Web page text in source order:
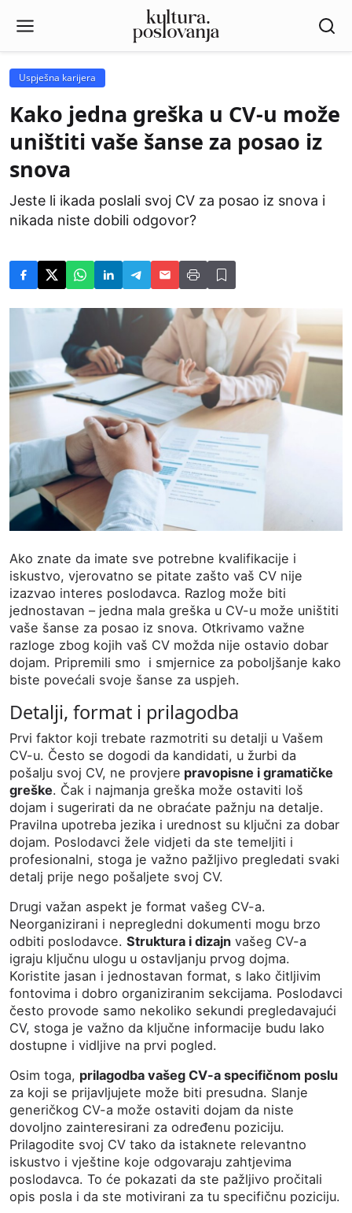
Uspješna karijera
Kako jedna greška u CV-u može
uništiti vaše šanse za posao iz
snova
Jeste li ikada poslali svoj CV za posao iz snova i
nikada niste dobili odgovor?
Ako znate da imate sve potrebne kvalifikacije i
iskustvo, vjerovatno se pitate zašto vaš CV nije
izazvao interes poslodavca. Razlog može biti
jednostavan – jedna mala greška u CV-u može uništiti
vaše šanse za posao iz snova. Otkrivamo važne
razloge zbog kojih vaš CV možda nije ostavio dobar
dojam. Pripremili smo i smjernice za poboljšanje kako
biste povećali svoje šanse za uspjeh.
Detalji, format i prilagodba
Prvi faktor koji trebate razmotriti su detalji u Vašem
CV-u. Često se dogodi da kandidati, u žurbi da
pošalju svoj CV, ne provjere pravopisne i gramatičke
greške. Čak i najmanja greška može ostaviti loš
dojam i sugerirati da ne obraćate pažnju na detalje.
Pravilna upotreba jezika i urednost su ključni za dobar
dojam. Poslodavci žele vidjeti da ste temeljiti i
profesionalni, stoga je važno pažljivo pregledati svaki
detalj prije nego pošaljete svoj CV.
Drugi važan aspekt je format vašeg CV-a.
Neorganizirani i nepregledni dokumenti mogu brzo
odbiti poslodavce. Struktura i dizajn vašeg CV-a
igraju ključnu ulogu u ostavljanju prvog dojma.
Koristite jasan i jednostavan format, s lako čitljivim
fontovima i dobro organiziranim sekcijama. Poslodavci
često provode samo nekoliko sekundi pregledavajući
CV, stoga je važno da ključne informacije budu lako
dostupne i vidljive na prvi pogled.
Osim toga, prilagodba vašeg CV-a specifičnom poslu
za koji se prijavljujete može biti presudna. Slanje
generičkog CV-a može ostaviti dojam da niste
dovoljno zainteresirani za određenu poziciju.
Prilagodite svoj CV tako da istaknete relevantno
iskustvo i vještine koje odgovaraju zahtjevima
poslodavca. To će pokazati da ste pažljivo pročitali
opis posla i da ste motivirani za tu specifičnu poziciju.